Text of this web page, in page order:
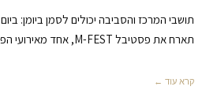
תארח את פסטיבל M-FEST, אחד מאירועי הפורים
קרא עוד ←